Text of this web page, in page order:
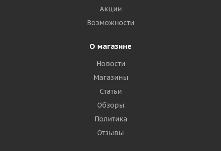
Акции
Возможности
О магазине
Новости
Магазины
Статьи
Обзоры
Политика
Отзывы